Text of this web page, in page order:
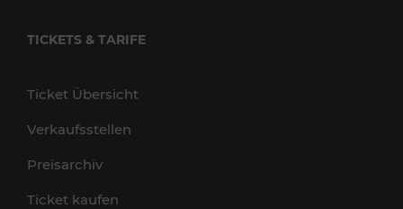
TICKETS & TARIFE
Ticket Übersicht
Verkaufsstellen
Preisarchiv
Ticket kaufen